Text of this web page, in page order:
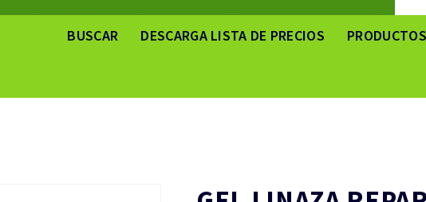
BUSCAR DESCARGA LISTA DE PRECIOS PRODUCTOS